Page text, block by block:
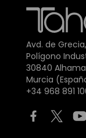
Avd. de
Polígono
30840
Murcia
+34 968 891